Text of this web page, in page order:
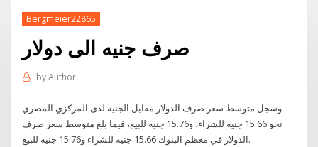
Bergmeier22865
صرف جنيه الى دولار
byAuthor
وسجل متوسط سعر صرف الدولار مقابل الجنيه لدى المركزي المصري
نحو 15.66 جنيه للشراء، و15.76 جنيه للبيع، فيما بلغ متوسط سعر صرف
الدولار في معظم البنوك 15.66 جنيه للشراء و15.76 جنيه للبيع.